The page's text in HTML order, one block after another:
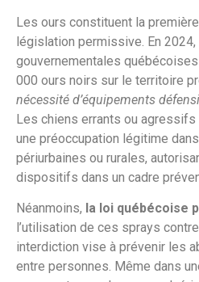
Les ours constituent la
législation permissive. En
gouvernementales
000 ours noirs sur le territoire
nécessité d’équipements
Les chiens errants ou
une préoccupation légitime
périurbaines ou rurales,
dispositifs dans un cadre
Néanmoins, la loi québécoise
l’utilisation de ces sprays
interdiction vise à prévenir les
entre personnes. Même dans